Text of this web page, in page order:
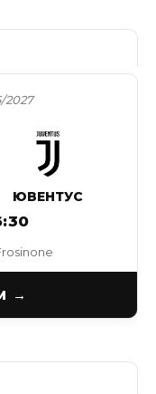
2027
ЮВЕНТУС